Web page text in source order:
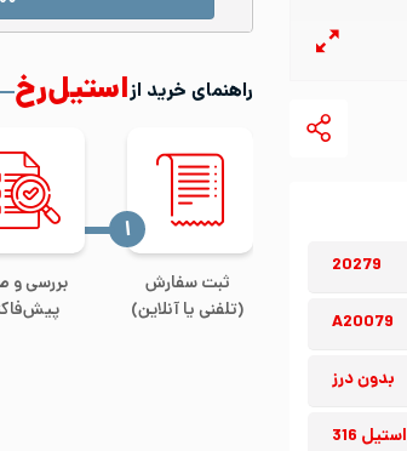
20279
A20079
بدون درز
استیل 316
راهنمای خرید ازاستیل‌رخ
ثبت سفارش
(تلفنی یا آنلاین)
‍۱
بررسی و